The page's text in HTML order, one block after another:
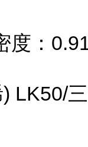
度：
) LK50/